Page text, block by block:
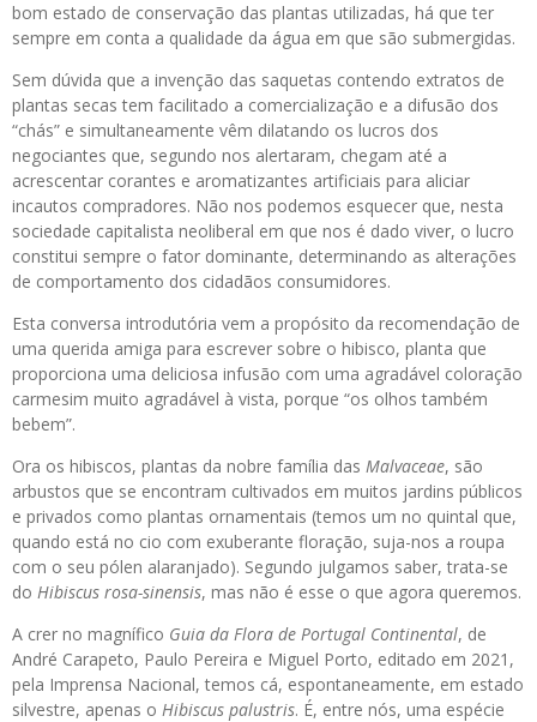
bom estado de conservação das plantas utilizadas, há que ter
sempre em conta a qualidade da água em que são submergidas.
Sem dúvida que a invenção das saquetas contendo extratos de
plantas secas tem facilitado a comercialização e a difusão dos
“chás” e simultaneamente vêm dilatando os lucros dos
negociantes que, segundo nos alertaram, chegam até a
acrescentar corantes e aromatizantes artificiais para aliciar
incautos compradores. Não nos podemos esquecer que, nesta
sociedade capitalista neoliberal em que nos é dado viver, o lucro
constitui sempre o fator dominante, determinando as alterações
de comportamento dos cidadãos consumidores.
Esta conversa introdutória vem a propósito da recomendação de
uma querida amiga para escrever sobre o hibisco, planta que
proporciona uma deliciosa infusão com uma agradável coloração
carmesim muito agradável à vista, porque “os olhos também
bebem”.
Ora os hibiscos, plantas da nobre família das Malvaceae, são
arbustos que se encontram cultivados em muitos jardins públicos
e privados como plantas ornamentais (temos um no quintal que,
quando está no cio com exuberante floração, suja-nos a roupa
com o seu pólen alaranjado). Segundo julgamos saber, trata-se
do Hibiscus rosa-sinensis, mas não é esse o que agora queremos.
A crer no magnífico Guia da Flora de Portugal Continental, de
André Carapeto, Paulo Pereira e Miguel Porto, editado em 2021,
pela Imprensa Nacional, temos cá, espontaneamente, em estado
silvestre, apenas o Hibiscus palustris. É, entre nós, uma espécie